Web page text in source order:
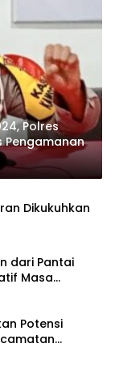
Polres
Pengamanan
Dikukuhkan
dari Pantai
Masa
Potensi